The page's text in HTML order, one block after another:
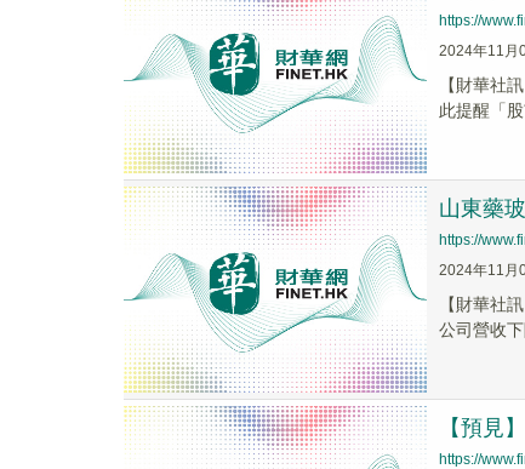
https://
2024年11月
【財華社
此提醒「
山東藥
https://
2024年11月
【財華社
公司營收
【預見
https://